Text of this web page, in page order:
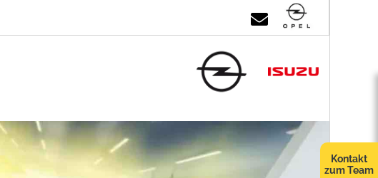
Kontakt
zum Team